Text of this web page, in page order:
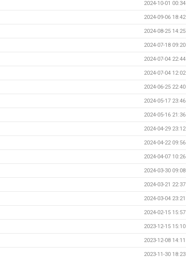
2024-10-01 00:34
2024-09-06 18:42
2024-08-25 14:25
2024-07-18 09:20
2024-07-04 22:44
2024-07-04 12:02
2024-06-25 22:40
2024-05-17 23:46
2024-05-16 21:36
2024-04-29 23:12
2024-04-22 09:56
2024-04-07 10:26
2024-03-30 09:08
2024-03-21 22:37
2024-03-04 23:21
2024-02-15 15:57
2023-12-15 15:10
2023-12-08 14:11
2023-11-30 18:23